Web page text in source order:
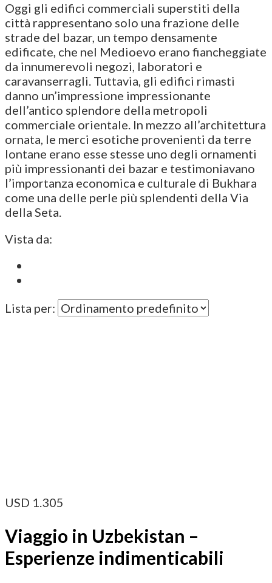
Oggi gli edifici commerciali superstiti della
città rappresentano solo una frazione delle
strade del bazar, un tempo densamente
edificate, che nel Medioevo erano fiancheggiate
da innumerevoli negozi, laboratori e
caravanserragli. Tuttavia, gli edifici rimasti
danno un’impressione impressionante
dell’antico splendore della metropoli
commerciale orientale. In mezzo all’architettura
ornata, le merci esotiche provenienti da terre
lontane erano esse stesse uno degli ornamenti
più impressionanti dei bazar e testimoniavano
l’importanza economica e culturale di Bukhara
come una delle perle più splendenti della Via
della Seta.
Vista da:
Lista per:
USD 1.305
Viaggio in Uzbekistan –
Esperienze indimenticabili